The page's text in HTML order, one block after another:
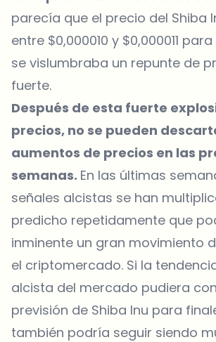
parecía que el precio del Shiba
entre $0,000010 y $0,000011
se vislumbraba un repunte de
fuerte.
Después de esta fuerte
precios, no se pueden
aumentos de precios en las
semanas. En las últimas
señales alcistas se han
predicho repetidamente que
inminente un gran movimiento
el criptomercado. Si la
alcista del mercado pudiera
previsión de Shiba Inu para
también podría seguir siendo